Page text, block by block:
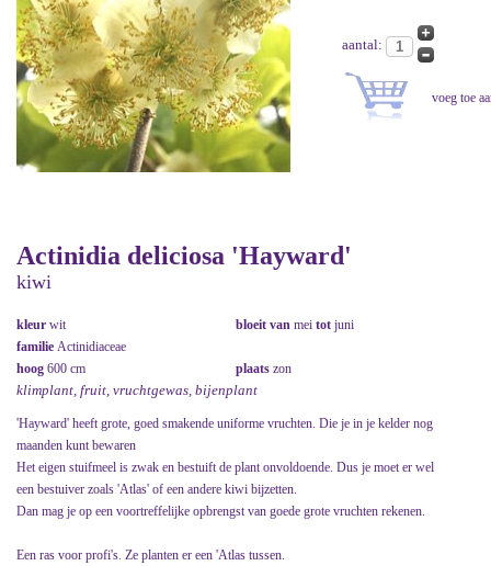
aantal:
Actinidia deliciosa 'Hayward'
kiwi
kleur wit bloeit van mei tot juni
familie Actinidiaceae
hoog 600 cm plaats zon
klimplant, fruit, vruchtgewas, bijenplant
'Hayward' heeft grote, goed smakende uniforme vruchten. Die je in je kelder nog
maanden kunt bewaren
Het eigen stuifmeel is zwak en bestuift de plant onvoldoende. Dus je moet er wel
een bestuiver zoals 'Atlas' of een andere kiwi bijzetten.
Dan mag je op een voortreffelijke opbrengst van goede grote vruchten rekenen.
Een ras voor profi's. Ze planten er een 'Atlas tussen.